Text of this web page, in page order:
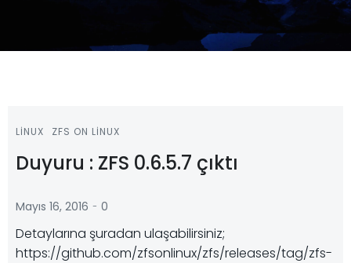
LINUX ZFS ON LINUX
Duyuru : ZFS 0.6.5.7 çıktı
Mayıs 16, 2016 - 0
Detaylarına şuradan ulaşabilirsiniz;
https://github.com/zfsonlinux/zfs/releases/tag/zfs-